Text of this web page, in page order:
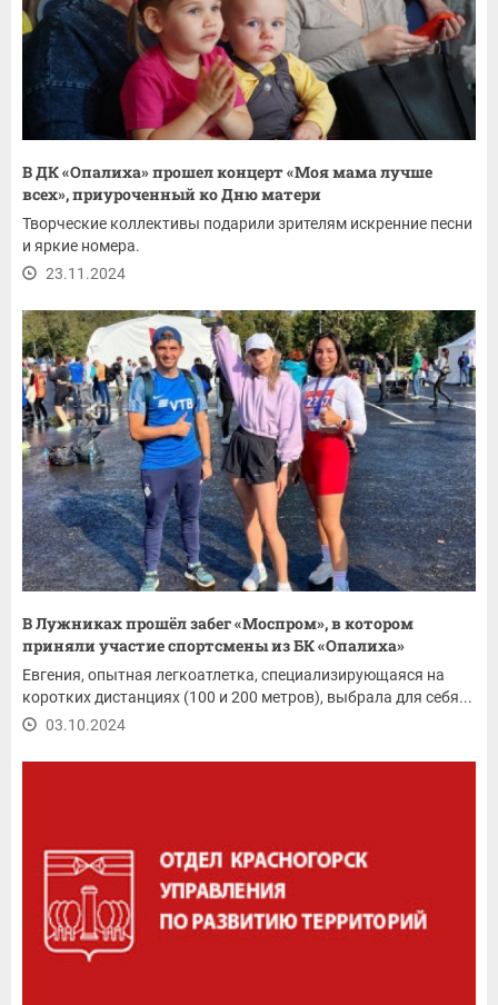
В ДК «Опалиха» прошел концерт «Моя мама лучше
всех», приуроченный ко Дню матери
Творческие коллективы подарили зрителям искренние песни
и яркие номера.
23.11.2024
В Лужниках прошёл забег «Моспром», в котором
приняли участие спортсмены из БК «Опалиха»
Евгения, опытная легкоатлетка, специализирующаяся на
коротких дистанциях (100 и 200 метров), выбрала для себя...
03.10.2024